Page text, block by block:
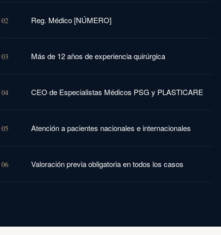
02 Reg. Médico [NÚMERO]
03 Más de 12 años de experiencia quirúrgica
04 CEO de Especialistas Médicos PSG y PLASTICARE
05 Atención a pacientes nacionales e internacionales
06 Valoración previa obligatoria en todos los casos